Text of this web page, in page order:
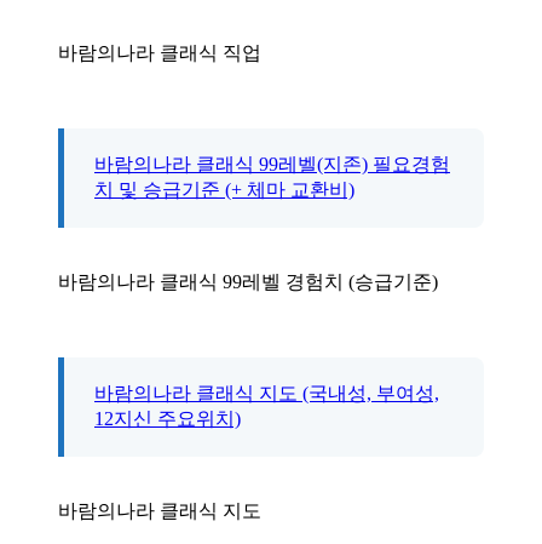
바람의나라 클래식 직업
바람의나라 클래식 99레벨(지존) 필요경험
치 및 승급기준 (+ 체마 교환비)
바람의나라 클래식 99레벨 경험치 (승급기준)
바람의나라 클래식 지도 (국내성, 부여성,
12지신 주요위치)
바람의나라 클래식 지도